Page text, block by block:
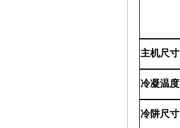
主机尺寸
冷凝温度
冷阱尺寸